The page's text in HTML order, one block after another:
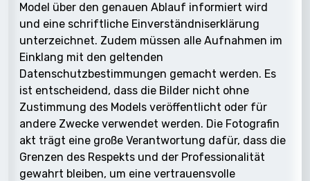
Model über den genauen Ablauf informiert wird
und eine schriftliche Einverständniserklärung
unterzeichnet. Zudem müssen alle Aufnahmen im
Einklang mit den geltenden
Datenschutzbestimmungen gemacht werden. Es
ist entscheidend, dass die Bilder nicht ohne
Zustimmung des Models veröffentlicht oder für
andere Zwecke verwendet werden. Die Fotografin
akt trägt eine große Verantwortung dafür, dass die
Grenzen des Respekts und der Professionalität
gewahrt bleiben, um eine vertrauensvolle